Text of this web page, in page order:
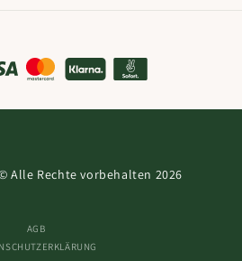
Alle Rechte vorbehalten 2026
AGB